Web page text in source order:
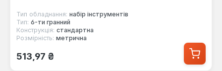
Тип обладнання: набір інструментів
Тип: 6-ти гранний
Конструкція: стандартна
Розмірність: метрична
Звичайна ціна:
513,97 ₴